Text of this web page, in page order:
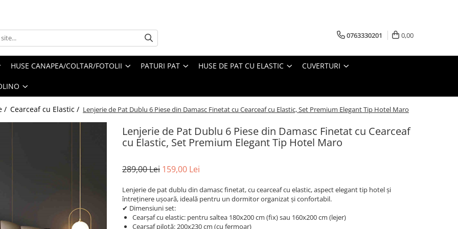
0763330201 0,00
HUSE CANAPEA/COLTAR/FOTOLII PATURI PAT HUSE DE PAT CU ELASTIC CUVERTURI
/ Cearceaf cu Elastic / Lenjerie de Pat Dublu 6 Piese din Damasc Finetat cu Cearceaf cu Elastic, Set Premium Elegant Tip Hotel Maro
Lenjerie de Pat Dublu 6 Piese din Damasc Finetat cu Cearceaf
cu Elastic, Set Premium Elegant Tip Hotel Maro
289,00 Lei 159,00 Lei
Lenjerie de pat dublu din damasc finetat, cu cearceaf cu elastic, aspect elegant tip hotel și
întreținere ușoară, ideală pentru un dormitor organizat și confortabil.
✔ Dimensiuni set:
Cearșaf cu elastic: pentru saltea 180x200 cm (fix) sau 160x200 cm (lejer)
Cearșaf pilotă: 200x230 cm (cu fermoar)